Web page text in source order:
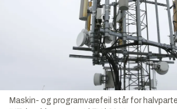
Maskin- og programvarefeil står for